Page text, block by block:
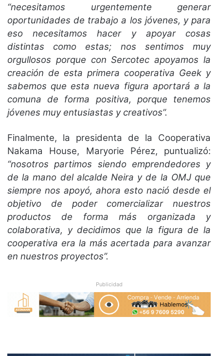
“necesitamos urgentemente generar
oportunidades de trabajo a los jóvenes, y para
eso necesitamos hacer y apoyar cosas
distintas como estas; nos sentimos muy
orgullosos porque con Sercotec apoyamos la
creación de esta primera cooperativa Geek y
sabemos que esta nueva figura aportará a la
comuna de forma positiva, porque tenemos
jóvenes muy entusiastas y creativos”.
Finalmente, la presidenta de la Cooperativa
Nakama House, Maryorie Pérez, puntualizó:
“nosotros partimos siendo emprendedores y
de la mano del alcalde Neira y de la OMJ que
siempre nos apoyó, ahora esto nació desde el
objetivo de poder comercializar nuestros
productos de forma más organizada y
colaborativa, y decidimos que la figura de la
cooperativa era la más acertada para avanzar
en nuestros proyectos”.
Publicidad